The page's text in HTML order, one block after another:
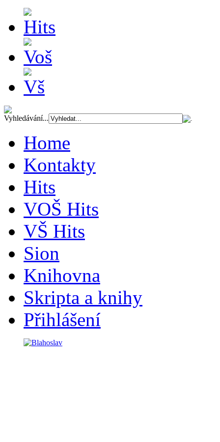
Vyhledávání...
Home
Kontakty
Hits
VOŠ Hits
VŠ Hits
Sion
Knihovna
Skripta a knihy
Přihlášení